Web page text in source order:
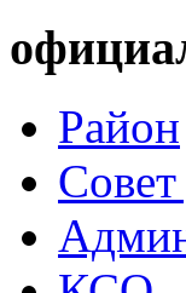
Район
Совет